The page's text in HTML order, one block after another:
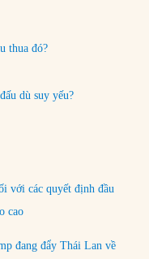
thua đó?
dù suy yếu?
với các quyết định đầu
cao
đang đẩy Thái Lan về